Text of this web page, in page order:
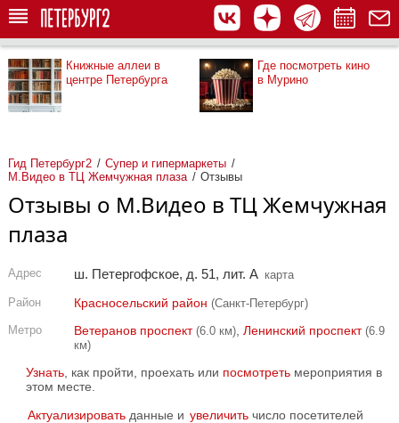
Книжные аллеи в
центре Петербурга
Где посмотреть кино
в Мурино
Гид Петербург2
Супер и гипермаркеты
М.Видео в ТЦ Жемчужная плаза
Отзывы
Отзывы о М.Видео в ТЦ Жемчужная
плаза
Адрес ш. Петергофское, д. 51, лит. А карта
Район Красносельский район (Санкт-Петербург)
Метро
Ветеранов проспект (6.0 км), Ленинский проспект (6.9
км)
Узнать , как пройти, проехать или посмотреть мероприятия в
этом месте.
Актуализировать данные и увеличить число посетителей